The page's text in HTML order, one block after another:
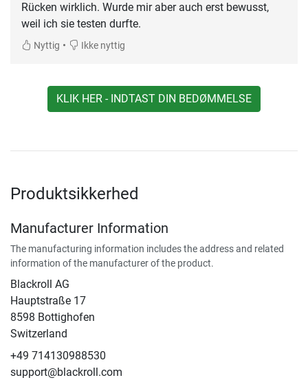
Rücken wirklich. Wurde mir aber auch erst bewusst,
weil ich sie testen durfte.
Nyttig • Ikke nyttig
KLIK HER - INDTAST DIN BEDØMMELSE
Produktsikkerhed
Manufacturer Information
The manufacturing information includes the address and related
information of the manufacturer of the product.
Blackroll AG
Hauptstraße 17
8598 Bottighofen
Switzerland
+49 714130988530
support@blackroll.com